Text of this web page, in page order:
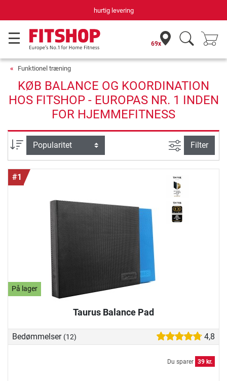
69x
Funktionel træning
KØB BALANCE OG KOORDINATION
HOS FITSHOP - EUROPAS NR. 1 INDEN
FOR HJEMMEFITNESS
sortering Avanceret
Filter
#1
På lager
Taurus Balance Pad
Bedømmelser (12) 4,8
Du sparer 39 kr.